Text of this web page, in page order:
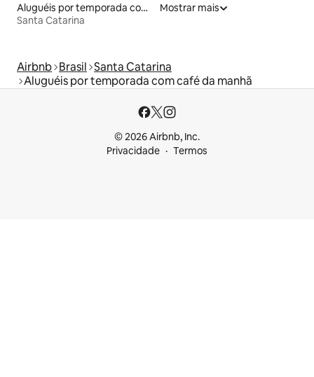
Aluguéis por temporada com caiaque
Santa Catarina
Mostrar mais
Airbnb Brasil Santa Catarina
Aluguéis por temporada com café da manhã
© 2026 Airbnb, Inc.
Privacidade
Termos